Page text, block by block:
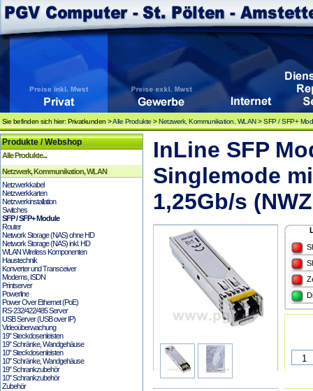
Sie befinden sich hier: Privatkunden >Alle Produkte >Netzwerk, Kommunikation, WLAN>SFP / SFP+
Produkte / Webshop
Alle Produkte...
Netzwerk, Kommunikation, WLAN
Netzwerkkabel
Netzwerkkarten
Netzwerkinstallation
Switches
SFP / SFP+ Module
Router
Network Storage (NAS) ohne HD
Network Storage (NAS) inkl. HD
WLAN Wireless Komponenten
Haustechnik
Konverter und Transceiver
Modems, ISDN
Printserver
Powerline
Power Over Ethernet (PoE)
RS-232/422/485 Server
USB Server (USB over IP)
Videoüberwachung
19" Steckdosenleisten
19" Schränke, Wandgehäuse
10" Steckdosenleisten
10" Schränke, Wandgehäuse
19" Schrankzubehör
10" Schrankzubehör
Zubehör
InLine SFP
Singlemode
1,25Gb/s